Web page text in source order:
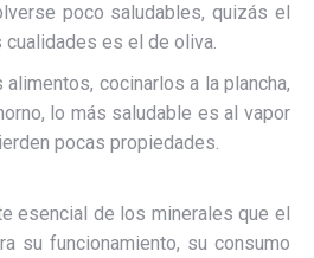
poco saludables, quizás el
es el de oliva.
cocinarlos a la plancha,
lo más saludable es al vapor
pocas propiedades.
esencial de los minerales que el
su funcionamiento, su consumo